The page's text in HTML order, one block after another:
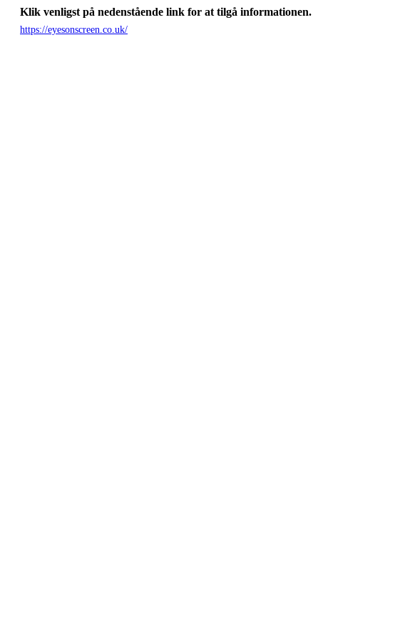
Klik venligst på nedenstående link for at tilgå informationen.
https://eyesonscreen.co.uk/